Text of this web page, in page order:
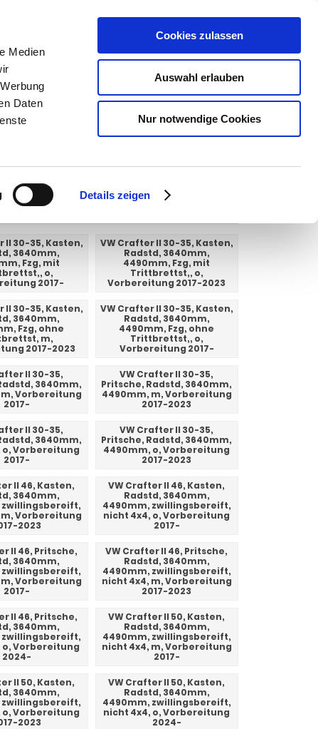
Medien
Daten
Details zeigen
Cookies zulassen
Auswahl erlauben
Nur notwendige Cookies
SUCHEN
Warenkorb 0 Artikel
II 30-35, Kasten,
3640mm,
Fzg, mit
o,
2017-
VW Crafter II 30-35, Kasten,
Radstd, 3640mm,
4490mm, Fzg, mit
Trittbrettst,, o,
Vorbereitung 2017-2023
II 30-35, Kasten,
3640mm,
Fzg, ohne
m,
2017-2023
VW Crafter II 30-35, Kasten,
Radstd, 3640mm,
4490mm, Fzg, ohne
Trittbrettst,, o,
Vorbereitung 2017-
II 30-35,
3640mm,
Vorbereitung
2017-
VW Crafter II 30-35,
Pritsche, Radstd, 3640mm,
4490mm, m, Vorbereitung
2017-2023
II 30-35,
3640mm,
o, Vorbereitung
2017-
VW Crafter II 30-35,
Pritsche, Radstd, 3640mm,
4490mm, o, Vorbereitung
2017-2023
II 46, Kasten,
3640mm,
zwillingsbereift,
Vorbereitung
2023
VW Crafter II 46, Kasten,
Radstd, 3640mm,
4490mm, zwillingsbereift,
nicht 4x4, o, Vorbereitung
2017-
II 46, Pritsche,
3640mm,
zwillingsbereift,
Vorbereitung
2017-
VW Crafter II 46, Pritsche,
Radstd, 3640mm,
4490mm, zwillingsbereift,
nicht 4x4, m, Vorbereitung
2017-2023
II 46, Pritsche,
3640mm,
zwillingsbereift,
o, Vorbereitung
2024-
VW Crafter II 50, Kasten,
Radstd, 3640mm,
4490mm, zwillingsbereift,
nicht 4x4, m, Vorbereitung
2017-
II 50, Kasten,
3640mm,
zwillingsbereift,
o, Vorbereitung
2023
VW Crafter II 50, Kasten,
Radstd, 3640mm,
4490mm, zwillingsbereift,
nicht 4x4, o, Vorbereitung
2024-